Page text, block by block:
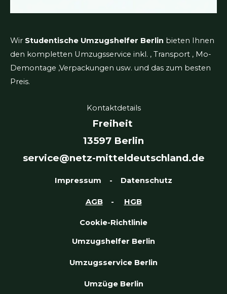
Wir Studentische Umzugshelfer Berlin bieten Ihnen
den kompletten Umzugsservice inkl. , Transport , Mo-
Demontage ,Verpackungen usw. und das zum besten
Preis.
Kontaktdetails
Freiheit
13597 Berlin
service@netz-mitteldeutschland.de
Impressum - Datenschutz
AGB- HGB
Cookie-Richtlinie
Umzugshelfer Berlin
Umzugsservice Berlin
Umzüge Berlin